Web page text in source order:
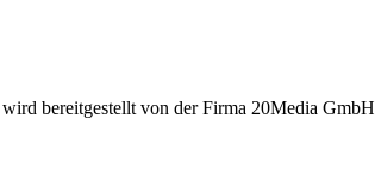
bereitgestellt von der Firma 20Media